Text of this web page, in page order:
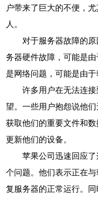
户带来了巨大的不便，
人。
对于服务器故障的
务器硬件故障，可能是
是网络问题，可能是由于
许多用户在无法连
望。一些用户抱怨说他
获取他们的重要文件和
更新他们的设备。
苹果公司迅速回应
个问题。他们表示正在
复服务器的正常运行。